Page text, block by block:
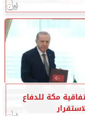
مكة للدفاع